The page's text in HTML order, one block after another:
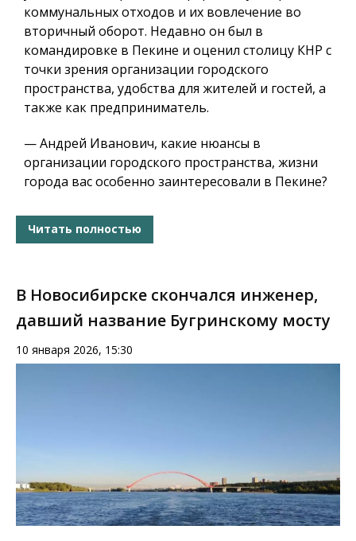
коммунальных отходов и их вовлечение во
вторичный оборот. Недавно он был в
командировке в Пекине и оценил столицу КНР с
точки зрения организации городского
пространства, удобства для жителей и гостей, а
также как предприниматель.
— Андрей Иванович, какие нюансы в
организации городского пространства, жизни
города вас особенно заинтересовали в Пекине?
Читать полностью
В Новосибирске скончался инженер,
давший название Бугринскому мосту
10 января 2026, 15:30